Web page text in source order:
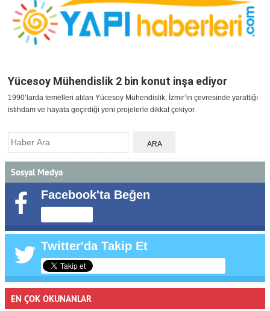
Yücesoy Mühendislik 2 bin konut inşa ediyor
1990’larda temelleri atılan Yücesoy Mühendislik, İzmir’in çevresinde yarattığı
istihdam ve hayata geçirdiği yeni projelerle dikkat çekiyor.
Sosyal Medya
Facebook'ta Beğen
Twitter'da Takip Et
EN ÇOK OKUNANLAR